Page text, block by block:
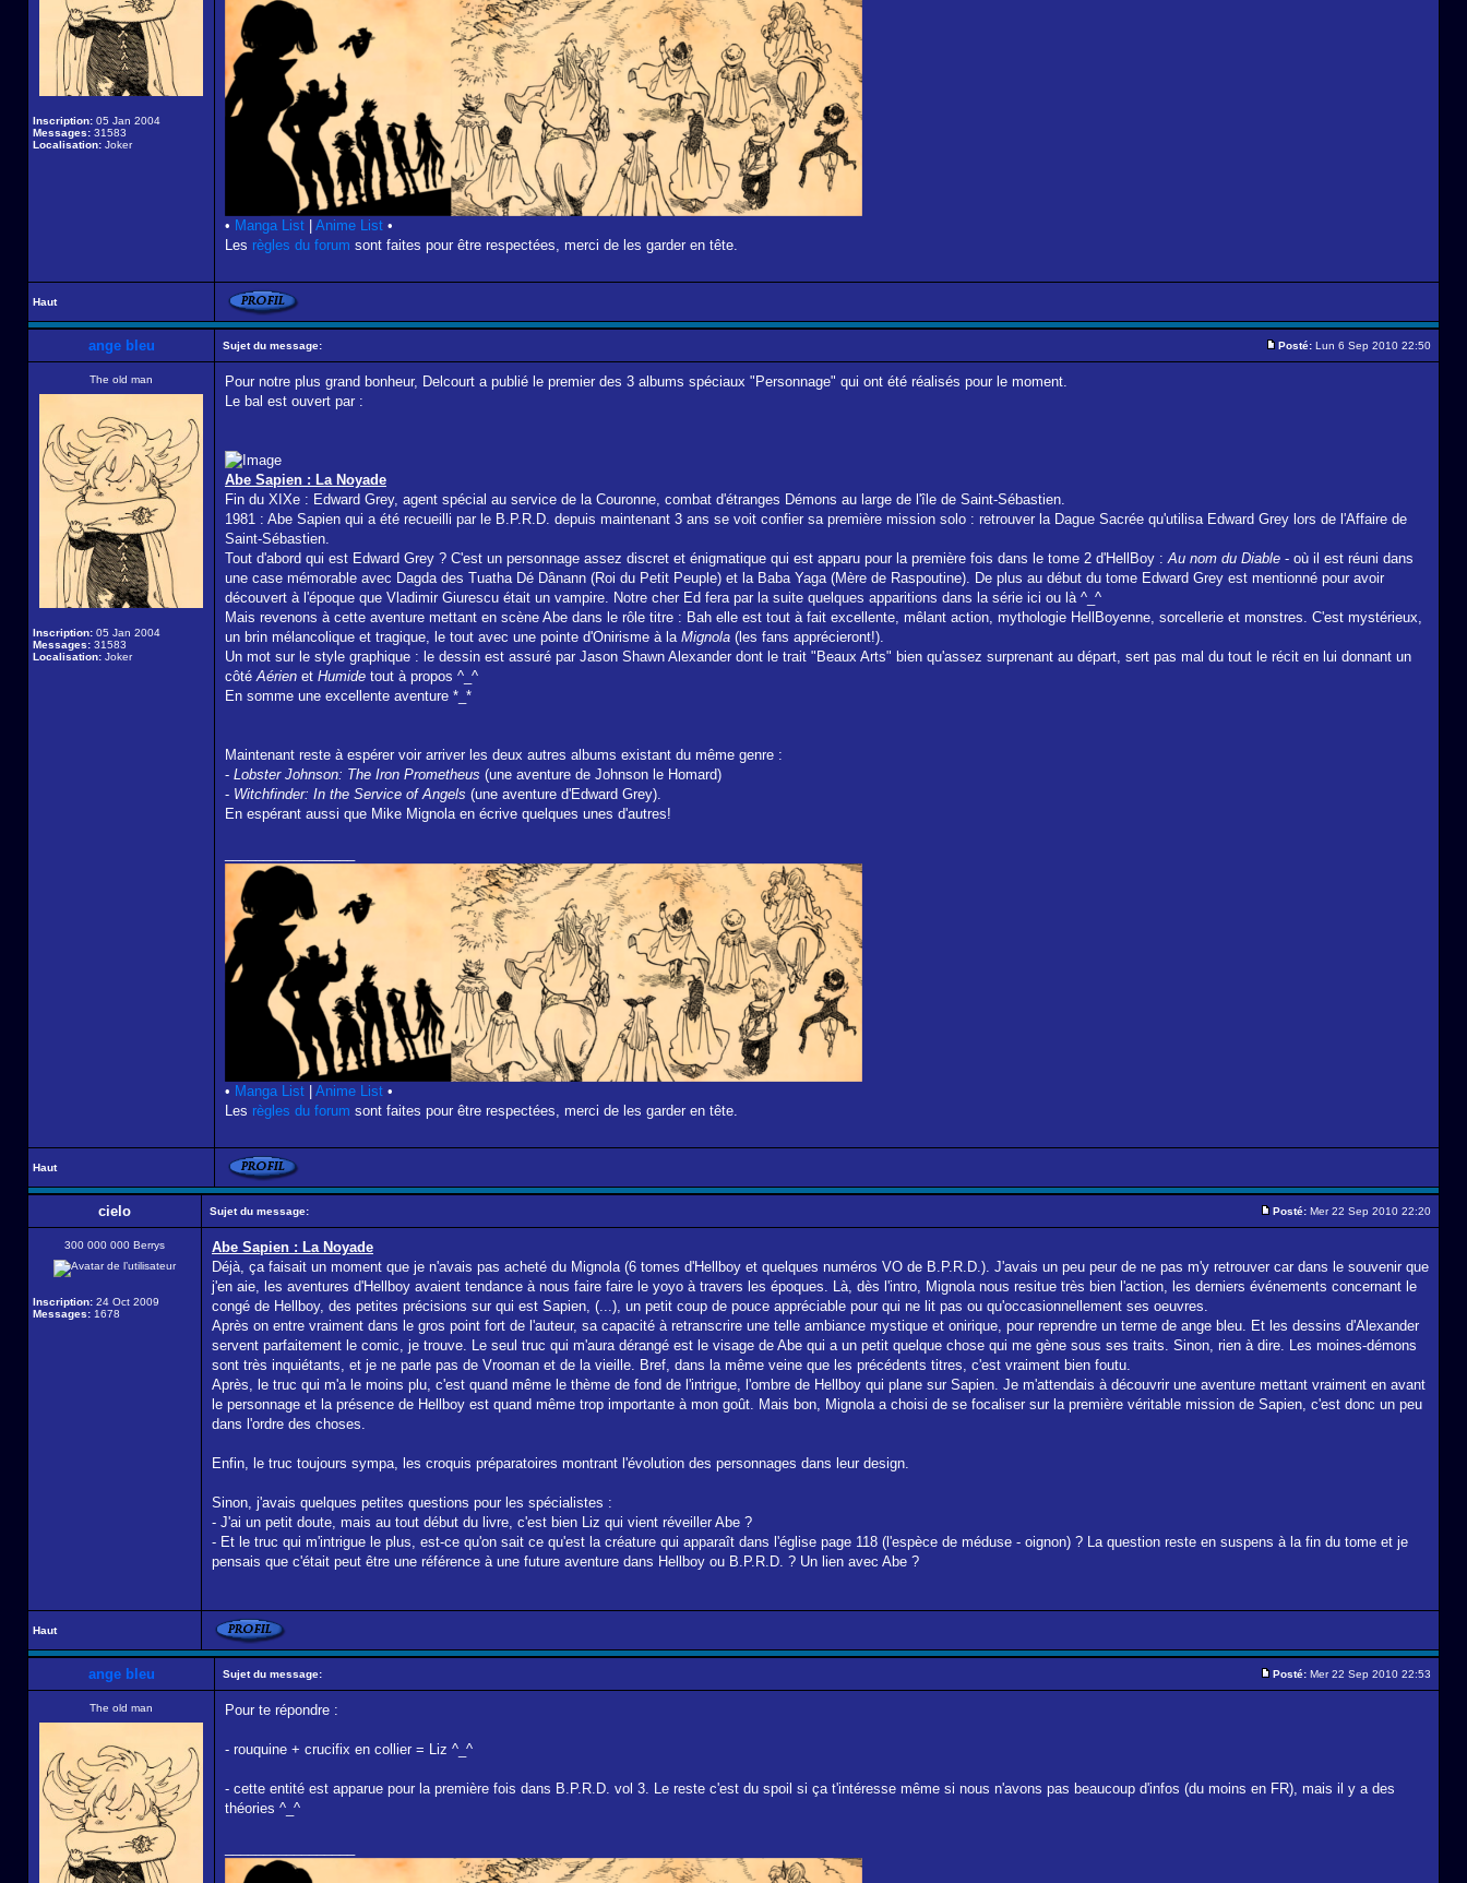
Inscription: 05 Jan 2004
Messages: 31583
Localisation: Joker
• Manga List Anime List •
Les règles du forum sont faites pour être respectées, merci de les garder en tête.
Haut
ange bleu Sujet du message: Posté: Lun 6 Sep 2010 22:50
The old man
Inscription: 05 Jan 2004
Messages: 31583
Localisation: Joker
Pour notre plus grand bonheur, Delcourt a publié le premier des 3 albums spéciaux "Personnage" qui ont été réalisés pour le moment.
Le bal est ouvert par :
Abe Sapien : La Noyade
Fin du XIXe : Edward Grey, agent spécial au service de la Couronne, combat d'étranges Démons au large de l'île de Saint-Sébastien.
1981 : Abe Sapien qui a été recueilli par le B.P.R.D. depuis maintenant 3 ans se voit confier sa première mission solo : retrouver la Dague Sacrée qu'utilisa Edward Grey lors de l'Affaire de
Saint-Sébastien.
Tout d'abord qui est Edward Grey ? C'est un personnage assez discret et énigmatique qui est apparu pour la première fois dans le tome 2 d'HellBoy :Au nom du Diable - où il est réuni dans
une case mémorable avec Dagda des Tuatha Dé Dânann (Roi du Petit Peuple) et la Baba Yaga (Mère de Raspoutine). De plus au début du tome Edward Grey est mentionné pour avoir
découvert à l'époque que Vladimir Giurescu était un vampire. Notre cher Ed fera par la suite quelques apparitions dans la série ici ou là ^_^
Mais revenons à cette aventure mettant en scène Abe dans le rôle titre : Bah elle est tout à fait excellente, mêlant action, mythologie HellBoyenne, sorcellerie et monstres. C'est mystérieux,
un brin mélancolique et tragique, le tout avec une pointe d'Onirisme à la Mignola (les fans apprécieront!).
Un mot sur le style graphique : le dessin est assuré par Jason Shawn Alexander dont le trait "Beaux Arts" bien qu'assez surprenant au départ, sert pas mal du tout le récit en lui donnant un
côtéAérien et Humide tout à propos ^_^
En somme une excellente aventure *_*
Maintenant reste à espérer voir arriver les deux autres albums existant du même genre :
- Lobster Johnson: The Iron Prometheus (une aventure de Johnson le Homard)
- Witchfinder: In the Service of Angels (une aventure d'Edward Grey).
En espérant aussi que Mike Mignola en écrive quelques unes d'autres!
• Manga List Anime List •
Les règles du forum sont faites pour être respectées, merci de les garder en tête.
Haut
cielo Sujet du message: Posté: Mer 22 Sep 2010 22:20
300 000 000 Berrys
Inscription: 24 Oct 2009
Messages: 1678
Abe Sapien : La Noyade
Déjà, ça faisait un moment que je n'avais pas acheté du Mignola (6 tomes d'Hellboy et quelques numéros VO de B.P.R.D.). J'avais un peu peur de ne pas m'y retrouver car dans le souvenir que
j'en aie, les aventures d'Hellboy avaient tendance à nous faire faire le yoyo à travers les époques. Là, dès l'intro, Mignola nous resitue très bien l'action, les derniers événements concernant le
congé de Hellboy, des petites précisions sur qui est Sapien, (...), un petit coup de pouce appréciable pour qui ne lit pas ou qu'occasionnellement ses oeuvres.
Après on entre vraiment dans le gros point fort de l'auteur, sa capacité à retranscrire une telle ambiance mystique et onirique, pour reprendre un terme de ange bleu. Et les dessins d'Alexander
servent parfaitement le comic, je trouve. Le seul truc qui m'aura dérangé est le visage de Abe qui a un petit quelque chose qui me gène sous ses traits. Sinon, rien à dire. Les moines-démons
sont très inquiétants, et je ne parle pas de Vrooman et de la vieille. Bref, dans la même veine que les précédents titres, c'est vraiment bien foutu.
Après, le truc qui m'a le moins plu, c'est quand même le thème de fond de l'intrigue, l'ombre de Hellboy qui plane sur Sapien. Je m'attendais à découvrir une aventure mettant vraiment en avant
le personnage et la présence de Hellboy est quand même trop importante à mon goût. Mais bon, Mignola a choisi de se focaliser sur la première véritable mission de Sapien, c'est donc un peu
dans l'ordre des choses.
Enfin, le truc toujours sympa, les croquis préparatoires montrant l'évolution des personnages dans leur design.
Sinon, j'avais quelques petites questions pour les spécialistes :
- J'ai un petit doute, mais au tout début du livre, c'est bien Liz qui vient réveiller Abe ?
- Et le truc qui m'intrigue le plus, est-ce qu'on sait ce qu'est la créature qui apparaît dans l'église page 118 (l'espèce de méduse - oignon) ? La question reste en suspens à la fin du tome et je
pensais que c'était peut être une référence à une future aventure dans Hellboy ou B.P.R.D. ? Un lien avec Abe ?
Haut
ange bleu Sujet du message: Posté: Mer 22 Sep 2010 22:53
The old man Pour te répondre :
- rouquine + crucifix en collier = Liz ^_^
- cette entité est apparue pour la première fois dans B.P.R.D. vol 3. Le reste c'est du spoil si ça t'intéresse même si nous n'avons pas beaucoup d'infos (du moins en FR), mais il y a des
théories ^_^